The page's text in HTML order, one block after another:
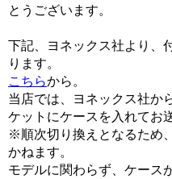
とうございます。
下記、ヨネックス社より、
ります。
こちらから。
当店では、ヨネックス社か
ケットにケースを入れてお
※順次切り換えとなるため
かねます。
モデルに関わらず、ケース